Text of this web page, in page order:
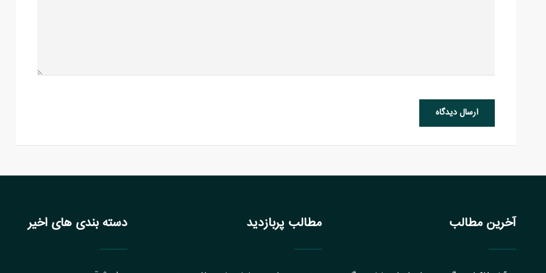
ارسال دیدگاه
آخرین مطالب مطالب پربازدید دسته بندی های اخیر